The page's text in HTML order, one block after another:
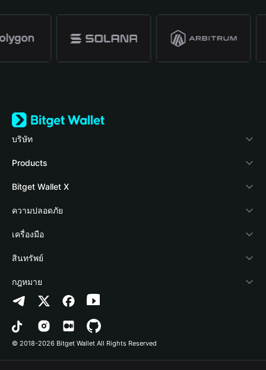
บริษัท
เกี่ยวกับ Bitget Wallet
Blog
Academy
ข่าวสารด้านคริปโต
ศูนย์ช่วยเหลือ
ติดต่อเรา
ทรัพยากรข้อมูลของแบรนด์
อาชีพ
Products
Crypto Card
Stablecoin Earn
Payfi Crypto
Crypto Swap API
Altcoin Season Index
Prediction Markets
DApp
Bitget Wallet X
นักพัฒนา
เชื่อมต่อ Wallet
Bitget Wallet Pay
ลิสต์โปรเจกต์
ความปลอดภัย
Protection Fund
เทคโนโลยีความปลอดภัย
เครื่องมือ
ซื้อคริปโต
การตรวจจับการอนุญาต
การตรวจจับสัญญา
การโอนเป็นชุด
สินทรัพย์
Arbitrum
Avalanche
Bitcoin
กฎหมาย
นโยบายความเป็นส่วนตัว
ข้อตกลงในการใช้บริการ
© 2018-2026 Bitget Wallet All Rights Reserved